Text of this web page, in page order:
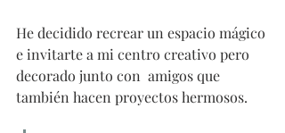
He decidido recrear un espacio mágico
e invitarte a mi centro creativo pero
decorado junto con  amigos que
también hacen proyectos hermosos.